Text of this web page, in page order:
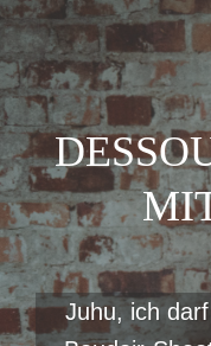
Juhu, ich